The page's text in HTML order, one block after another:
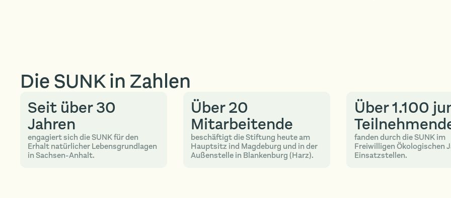
Die SUNK in Zahlen
Seit über 30
Jahren
engagiert sich die SUNK für den
Erhalt natürlicher Lebensgrundlagen
in Sachsen-Anhalt.
Über 20
Mitarbeitende
beschäftigt die Stiftung heute am
Hauptsitz ind Magdeburg und in der
Außenstelle in Blankenburg (Harz).
Über 1.100
fanden durch die SUNK im
Freiwilligen Ökologischen
Einsatzstellen.